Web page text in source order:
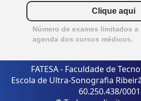
Clique aqui
Número de exames limitados a
agenda dos cursos médicos.
FATESA - Faculdade de
Escola de Ultra-Sonografia
60.250.438/